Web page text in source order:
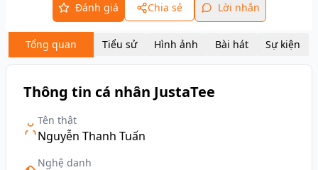
Đánh giá Chia sẻ Lời nhắn
Tổng quan Tiểu sử Hình ảnh Bài hát Sự kiện
Thông tin cá nhân JustaTee
Tên thật
Nguyễn Thanh Tuấn
Nghệ danh